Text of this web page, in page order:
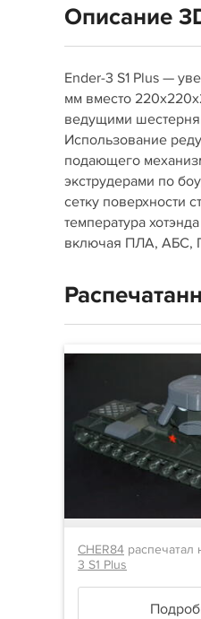
Описание
Ender-3 S1 Plus —
мм вместо
ведущими
Использование
подающего
экструдерами по
сетку поверхности
температура
включая ПЛА, АБС,
CHER84 распечатал
3 S1 Plus